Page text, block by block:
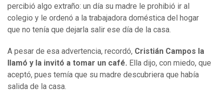
percibió algo extraño: un día su madre le prohibió ir al
colegio y le ordenó a la trabajadora doméstica del hogar
que no tenía que dejarla salir ese día de la casa.
A pesar de esa advertencia, recordó, Cristián Campos la
llamó y la invitó a tomar un café. Ella dijo, con miedo, que
aceptó, pues temía que su madre descubriera que había
salida de la casa.